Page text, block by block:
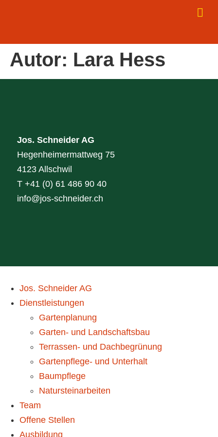
Autor: Lara Hess
Jos. Schneider AG
Hegenheimermattweg 75
4123 Allschwil
T +41 (0) 61 486 90 40
info@jos-schneider.ch
Jos. Schneider AG
Dienstleistungen
Gartenplanung
Garten- und Landschaftsbau
Terrassen- und Dachbegrünung
Gartenpflege- und Unterhalt
Baumpflege
Natursteinarbeiten
Team
Offene Stellen
Ausbildung